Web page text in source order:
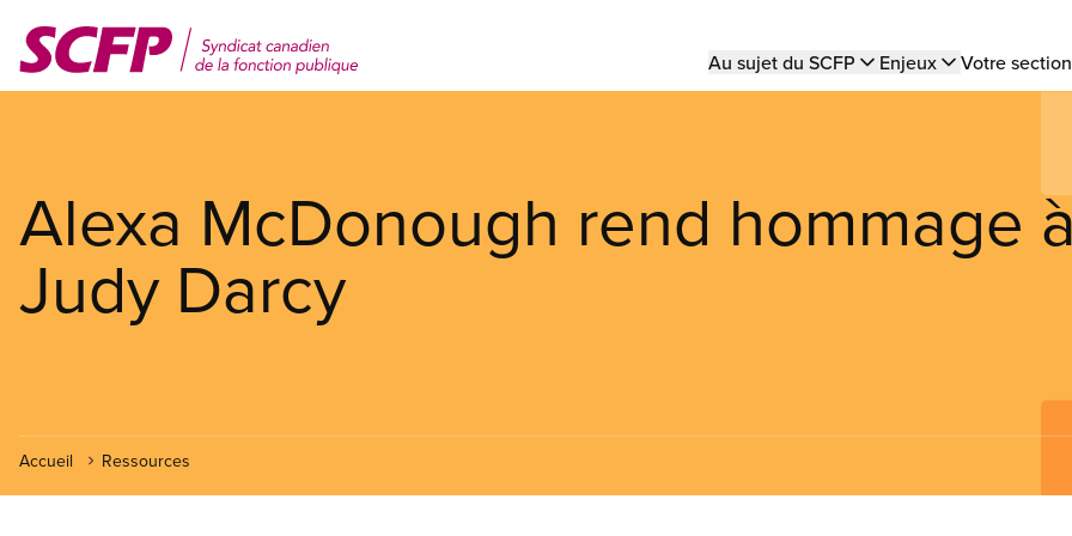
contenu
Main
Au sujet du SCFP Enjeux Votre
Alexa McDonough rend hommage
Judy Darcy
Accueil Ressources